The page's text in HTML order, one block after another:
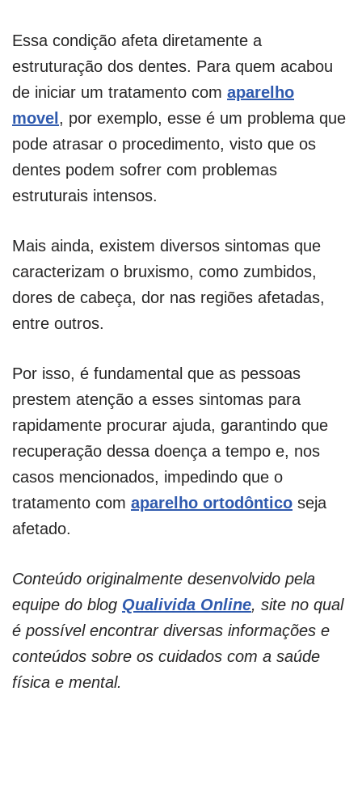
Essa condição afeta diretamente a
estruturação dos dentes. Para quem acabou
de iniciar um tratamento com aparelho
movel , por exemplo, esse é um problema que
pode atrasar o procedimento, visto que os
dentes podem sofrer com problemas
estruturais intensos.
Mais ainda, existem diversos sintomas que
caracterizam o bruxismo, como zumbidos,
dores de cabeça, dor nas regiões afetadas,
entre outros.
Por isso, é fundamental que as pessoas
prestem atenção a esses sintomas para
rapidamente procurar ajuda, garantindo que
recuperação dessa doença a tempo e, nos
casos mencionados, impedindo que o
tratamento com aparelho ortodôntico seja
afetado.
Conteúdo originalmente desenvolvido pela
equipe do blog Qualivida Online, site no qual
é possível encontrar diversas informações e
conteúdos sobre os cuidados com a saúde
física e mental.